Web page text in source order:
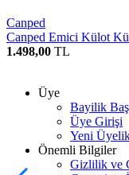
Canped
Canped Emici Külot
1.498,00 TL
Üye
Bayilik
Üye Girişi
Yeni
Önemli Bilgiler
Gizlilik ve